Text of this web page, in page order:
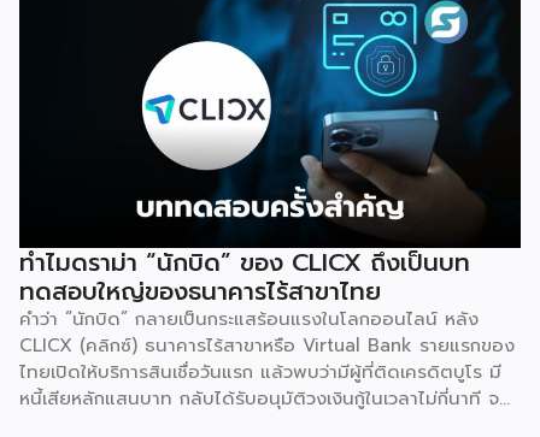
ทำไมดราม่า “นักบิด” ของ CLICX ถึงเป็นบท
ทดสอบใหญ่ของธนาคารไร้สาขาไทย
คำว่า “นักบิด” กลายเป็นกระแสร้อนแรงในโลกออนไลน์ หลัง
CLICX (คลิกซ์) ธนาคารไร้สาขาหรือ Virtual Bank รายแรกของ
ไทยเปิดให้บริการสินเชื่อวันแรก แล้วพบว่ามีผู้ที่ติดเครดิตบูโร มี
หนี้เสียหลักแสนบาท กลับได้รับอนุมัติวงเงินกู้ในเวลาไม่กี่นาที จน